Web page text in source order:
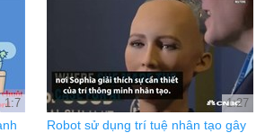
1:7 1:27
Robot sử dụng trí tuệ nhân tạo gây